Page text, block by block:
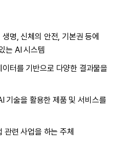
명, 신체의 안전, 기본권 등에
는 AI 시스템
이터를 기반으로 다양한 결과물을
기술을 활용한 제품 및 서비스를
관련 사업을 하는 주체